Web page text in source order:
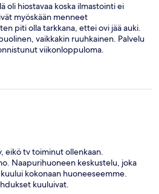
oli hiostavaa koska ilmastointi ei
myöskään menneet
piti olla tarkkana, ettei ovi jää auki.
vaikkakin ruuhkainen. Palvelu
viikonloppuloma.
eikö tv toiminut ollenkaan.
Naapurihuoneen keskustelu, joka
kokonaan huoneeseemme.
kuuluivat.